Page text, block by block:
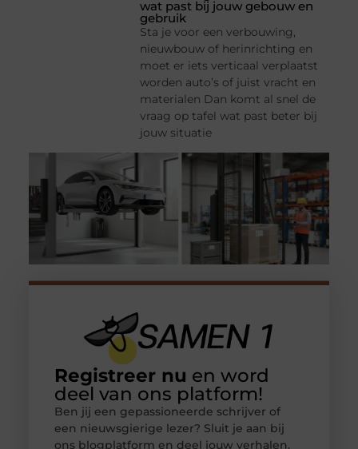
wat past bij jouw gebouw en
gebruik
Sta je voor een verbouwing,
nieuwbouw of herinrichting en
moet er iets verticaal verplaatst
worden auto’s of juist vracht en
materialen Dan komt al snel de
vraag op tafel wat past beter bij
jouw situatie
Registreer nu en word
deel van ons platform!
Ben jij een gepassioneerde schrijver of
een nieuwsgierige lezer? Sluit je aan bij
ons blogplatform en deel jouw verhalen,